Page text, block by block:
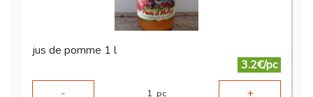
jus de pomme 1 l
3.2€/pc
-
1 pc +